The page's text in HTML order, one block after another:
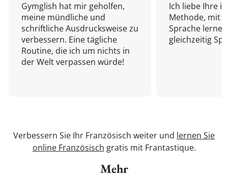
Gymglish hat mir geholfen,
meine mündliche und
schriftliche Ausdrucksweise zu
verbessern. Eine tägliche
Routine, die ich um nichts in
der Welt verpassen würde!
Ich liebe Ihre
Methode, mit
Sprache
gleichzeitig
Verbessern Sie Ihr Französisch weiter und lernen Sie
online Französisch gratis mit Frantastique.
Mehr